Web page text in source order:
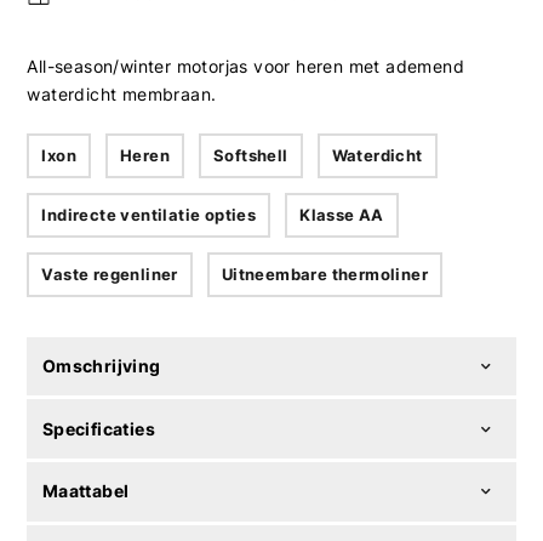
All-season/winter motorjas voor heren met ademend
waterdicht membraan.
Ixon Heren Softshell Waterdicht
Indirecte ventilatie opties Klasse AA
Vaste regenliner Uitneembare thermoliner
Omschrijving
Specificaties
Maattabel